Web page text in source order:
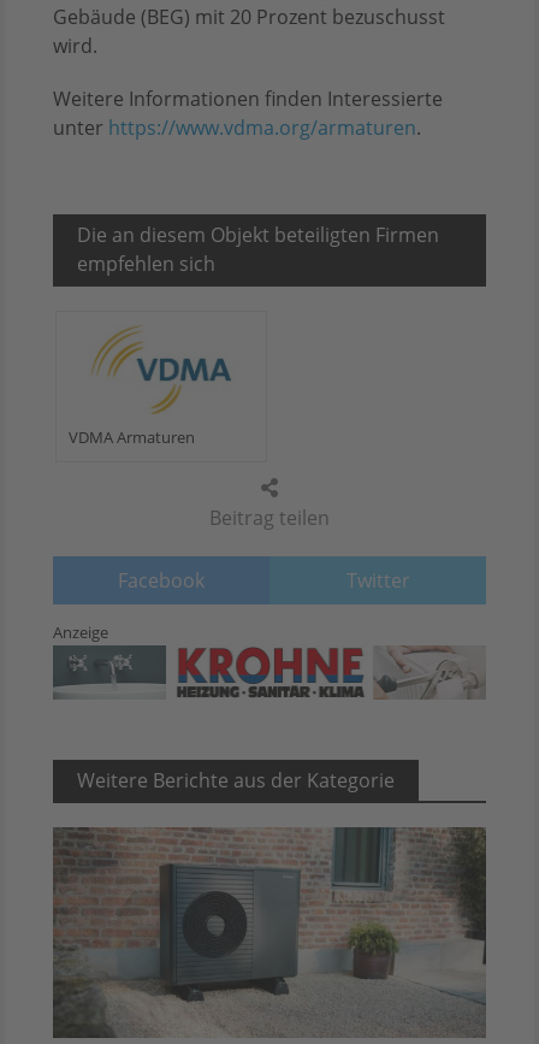
Beitrag teilen
Facebook Twitter
Gebäude (BEG) mit 20 Prozent bezuschusst
wird.
Weitere Informationen finden Interessierte
unter https://www.vdma.org/armaturen.
Die an diesem Objekt beteiligten Firmen
empfehlen sich
VDMA Armaturen
Anzeige
Weitere Berichte aus der Kategorie